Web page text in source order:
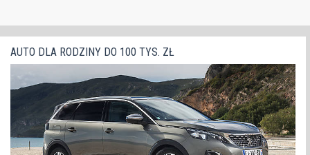
AUTO DLA RODZINY DO 100 TYS. ZŁ